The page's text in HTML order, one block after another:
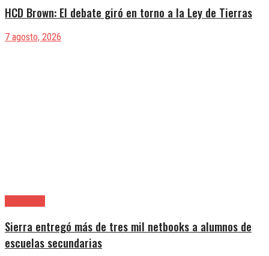
HCD Brown: El debate giró en torno a la Ley de Tierras
7 agosto, 2026
Sierra entregó más de tres mil netbooks a alumnos de
escuelas secundarias